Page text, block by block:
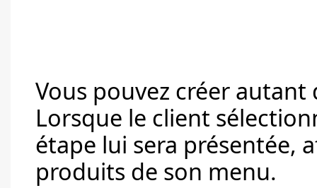
Vous pouvez créer autant
Lorsque le client
étape lui sera présentée,
produits de son menu.